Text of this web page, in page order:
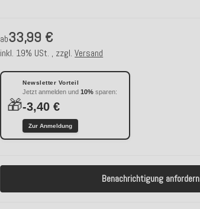
ab33,99 €
inkl. 19% USt. , zzgl.Versand
🎁
Newsletter Vorteil
Jetzt anmelden und10% sparen:
-3,40 €
Zur Anmeldung
Benachrichtigung anfordern